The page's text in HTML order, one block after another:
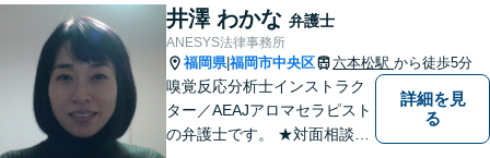
応】【遠隔地からのご依頼・
ご相談歓迎】あなたのために
全力で事件と向き合います！
井澤 わかな 弁護士
ANESYS法律事務所
福岡県|福岡市中央区 六本松駅 から徒歩5分
嗅覚反応分析士インストラク
ター／AEAJアロマセラピスト
の弁護士です。 ★対面相談が
詳細を見
る